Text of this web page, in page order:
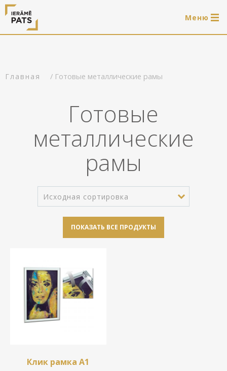
Mеню
Войти
Обрамление
Системы для подвешивания картин
Магазин
Готовые деревянные рамы
Системы для подвешивания картин
Деревянные рамы
Паспарту
Овальные рамы
Стекло
Установка-видео
Доставка и оплата
Главная / Готовые металлические рамы
Готовые
металлические
рамы
Исходная сортировка
ПОКАЗАТЬ ВСЕ ПРОДУКТЫ
Клик рамка A1